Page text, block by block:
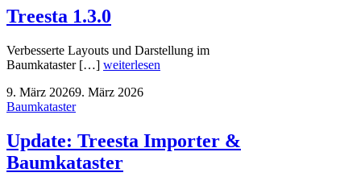
Treesta 1.3.0
Verbesserte Layouts und Darstellung im
Baumkataster […] weiterlesen
9. März 20269. März 2026
Baumkataster
Update: Treesta Importer &
Baumkataster